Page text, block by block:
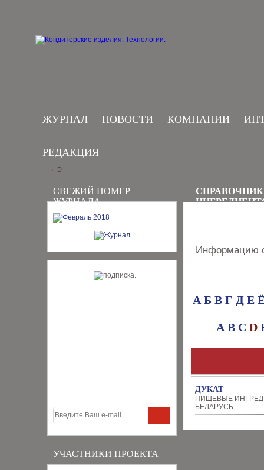
ЖУРНАЛ НОВОСТИ КОМПАНИИ
РЕДАКЦИЯ
СВЕЖИЙ НОМЕР
ЖУРНАЛА
УЧАСТНИКИ ПРОЕКТА
› D
Информацию
А Б В Г Д Е
A B C D
ДУКАТ
ПИЩЕВЫЕ
БЕЛАРУСЬ